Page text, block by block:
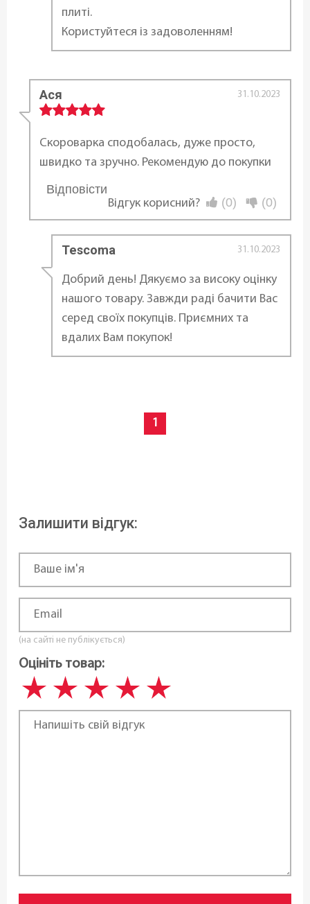
Сумісність з джерелами тепла:
Газові, Електричні , Склокерамічні,
Можливість використання в
посудомийній машині:
Діаметр ø:
25 см
Висота (см):
23 см
Довжина:
43 см
Статус товару:
В наявності
плиті.
Користуйтеся із задоволенням!
Ася 31.10.2023
Скороварка сподобалась, дуже просто,
швидко та зручно. Рекомендую до покупки
...Відповісти
Відгук корисний? (0) (0)
Tescoma 31.10.2023
Добрий день! Дякуємо за високу оцінку
нашого товару. Завжди раді бачити Вас
серед своїх покупців. Приємних та
вдалих Вам покупок!
1
Залишити відгук:
(на сайті не публікується)
Оцініть товар: